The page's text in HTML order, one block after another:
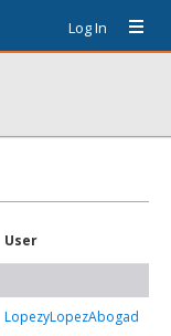
Log In
User
LopezyLopezAbogad